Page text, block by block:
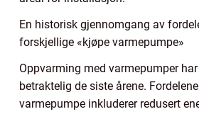
En historisk gjennomgang av
forskjellige «kjøpe varmepumpe»
Oppvarming med varmepumper
betraktelig de siste årene.
varmepumpe inkluderer redusert